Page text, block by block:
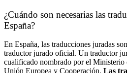
¿Cuándo son necesarias las
España?
En España, las traducciones juradas
traductor jurado oficial. Un traductor
cualificado nombrado por el Ministerio
Unión Europea y Cooperación. Las